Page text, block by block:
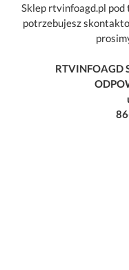
Sklep rtvinfoagd.pl pod
potrzebujesz
RTVINFOAGD